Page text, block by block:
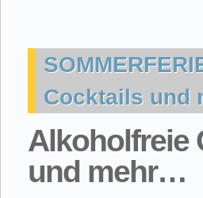
Cocktails und
Alkoholfreie
und mehr…